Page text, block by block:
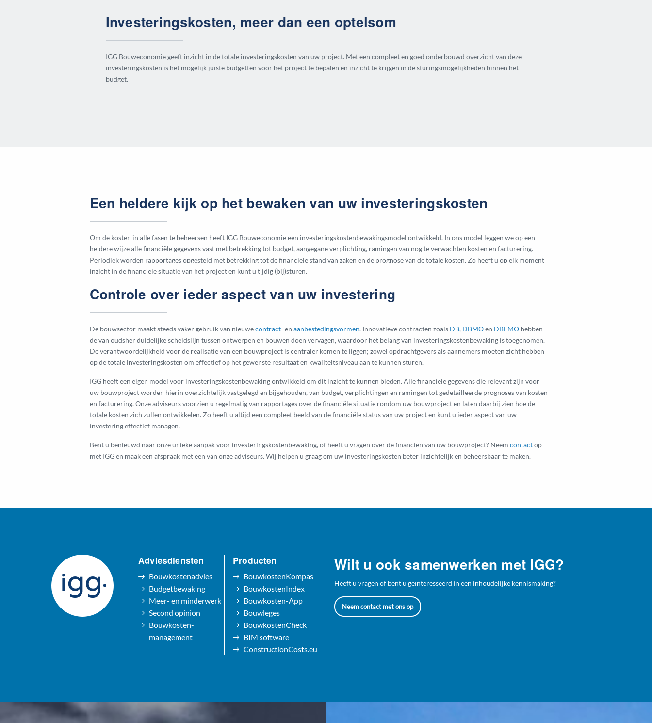
Investeringskosten, meer dan een optelsom
IGG Bouweconomie geeft inzicht in de totale investeringskosten van uw project. Met een compleet en goed onderbouwd overzicht van deze
investeringskosten is het mogelijk juiste budgetten voor het project te bepalen en inzicht te krijgen in de sturingsmogelijkheden binnen het
budget.
Een heldere kijk op het bewaken van uw investeringskosten
Om de kosten in alle fasen te beheersen heeft IGG Bouweconomie een investeringskostenbewakingsmodel ontwikkeld. In ons model leggen we op een
heldere wijze alle financiële gegevens vast met betrekking tot budget, aangegane verplichting, ramingen van nog te verwachten kosten en facturering.
Periodiek worden rapportages opgesteld met betrekking tot de financiële stand van zaken en de prognose van de totale kosten. Zo heeft u op elk moment
inzicht in de financiële situatie van het project en kunt u tijdig (bij)sturen.
Controle over ieder aspect van uw investering
De bouwsector maakt steeds vaker gebruik van nieuwecontract-en aanbestedingsvormen. Innovatieve contracten zoals DB, DBMOen DBFMOhebben
de van oudsher duidelijke scheidslijn tussen ontwerpen en bouwen doen vervagen, waardoor het belang van investeringskostenbewaking is toegenomen.
De verantwoordelijkheid voor de realisatie van een bouwproject is centraler komen te liggen; zowel opdrachtgevers als aannemers moeten zicht hebben
op de totale investeringskosten om effectief op het gewenste resultaat en kwaliteitsniveau aan te kunnen sturen.
IGG heeft een eigen model voor investeringskostenbewaking ontwikkeld om dit inzicht te kunnen bieden. Alle financiële gegevens die relevant zijn voor
uw bouwproject worden hierin overzichtelijk vastgelegd en bijgehouden, van budget, verplichtingen en ramingen tot gedetailleerde prognoses van kosten
en facturering. Onze adviseurs voorzien u regelmatig van rapportages over de financiële situatie rondom uw bouwproject en laten daarbij zien hoe de
totale kosten zich zullen ontwikkelen. Zo heeft u altijd een compleet beeld van de financiële status van uw project en kunt u ieder aspect van uw
investering effectief managen.
Bent u benieuwd naar onze unieke aanpak voor investeringskostenbewaking, of heeft u vragen over de financiën van uw bouwproject? Neem contactop
met IGG en maak een afspraak met een van onze adviseurs. Wij helpen u graag om uw investeringskosten beter inzichtelijk en beheersbaar te maken.
Adviesdiensten
Bouwkostenadvies
Budgetbewaking
Meer- en minderwerk
Second opinion
Bouwkosten-
management
Producten
BouwkostenKompas
BouwkostenIndex
Bouwkosten-App
Bouwleges
BouwkostenCheck
BIM software
ConstructionCosts.eu
Wilt u ook samenwerken met IGG?
Heeft u vragen of bent u geïnteresseerd in een inhoudelijke kennismaking?
Neem contact met ons op